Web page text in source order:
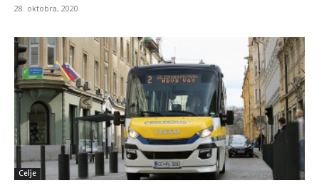
28. oktobra, 2020
Celje